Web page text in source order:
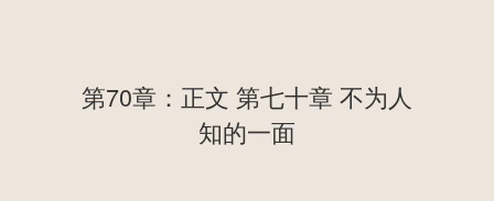
第70章：正文 第七十章 不为人
知的一面